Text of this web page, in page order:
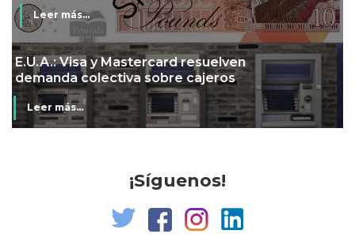
Leer más...
Mi banco en mi tienda
Leer más...
¡Síguenos!